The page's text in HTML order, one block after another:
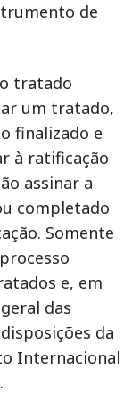
de
tratado
um tratado,
finalizado e
à ratificação
assinar a
completado
Somente
e, em
das
da
Internacional